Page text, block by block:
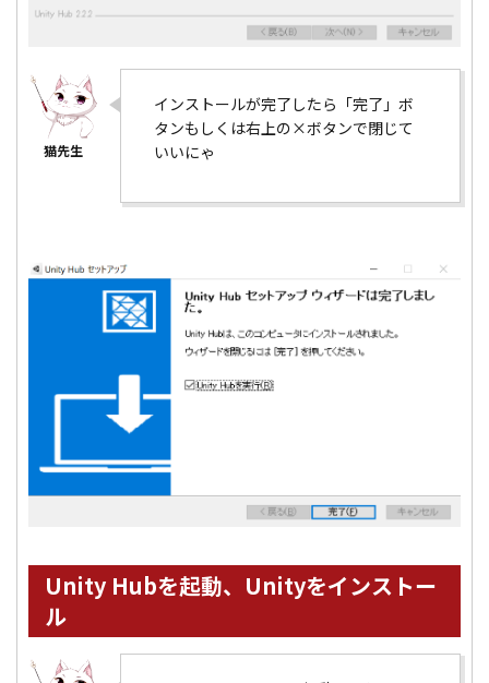
インストールが完了したら「完了」ボ
タンもしくは右上の×ボタンで閉じて
いいにゃ
Unity Hubを起動、Unityをインストー
ル